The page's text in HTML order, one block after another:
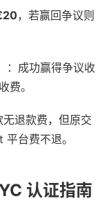
，若赢回争议则
：成功赢得争议收
费。
退款费，但原交
台费不退。
认证指南